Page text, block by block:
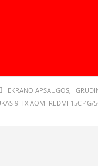
EKRANO APSAUGOS,
9H XIAOMI REDMI 15C 4G/